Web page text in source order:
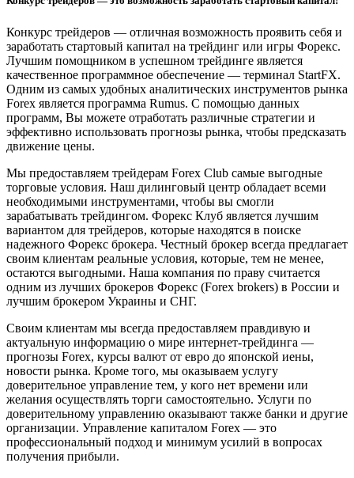
Конкурс трейдеров — отличная возможность проявить себя и
заработать стартовый капитал на трейдинг или игры Форекс.
Лучшим помощником в успешном трейдинге является
качественное программное обеспечение — терминал StartFX.
Одним из самых удобных аналитических инструментов рынка
Forex является программа Rumus. С помощью данных
программ, Вы можете отработать различные стратегии и
эффективно использовать прогнозы рынка, чтобы предсказать
движение цены.
Мы предоставляем трейдерам Forex Club самые выгодные
торговые условия. Наш дилинговый центр обладает всеми
необходимыми инструментами, чтобы вы смогли
зарабатывать трейдингом. Форекс Клуб является лучшим
вариантом для трейдеров, которые находятся в поиске
надежного Форекс брокера. Честный брокер всегда предлагает
своим клиентам реальные условия, которые, тем не менее,
остаются выгодными. Наша компания по праву считается
одним из лучших брокеров Форекс (Forex brokers) в России и
лучшим брокером Украины и СНГ.
Своим клиентам мы всегда предоставляем правдивую и
актуальную информацию о мире интернет-трейдинга —
прогнозы Forex, курсы валют от евро до японской иены,
новости рынка. Кроме того, мы оказываем услугу
доверительное управление тем, у кого нет времени или
желания осуществлять торги самостоятельно. Услуги по
доверительному управлению оказывают также банки и другие
организации. Управление капиталом Forex — это
профессиональный подход и минимум усилий в вопросах
получения прибыли.